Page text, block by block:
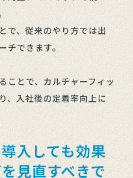
で、従来のやり方では出
チできます。
ことで、カルチャーフィッ
、入社後の定着率向上に
入しても効果
見直すべきで